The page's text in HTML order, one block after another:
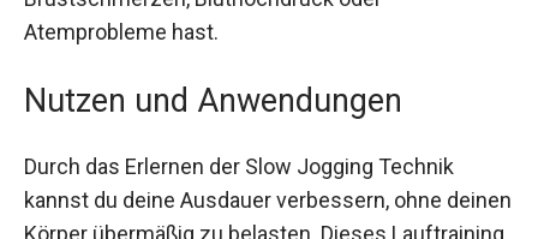
sicher, dass du keine gesundheitlichen
Beschwerden wie Brustschmerzen,
Bluthochdruck oder Atemprobleme hast.
Nutzen und Anwendungen
Durch das Erlernen der Slow Jogging Technik